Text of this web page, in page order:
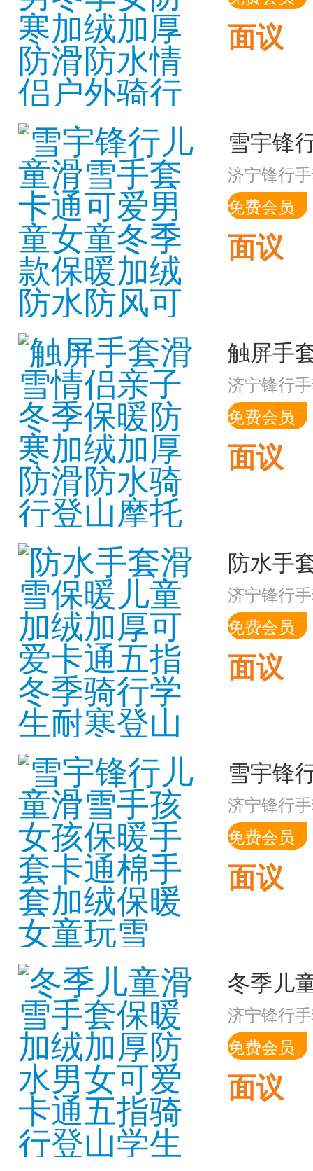
面议
济宁锋行
免费会员
面议
济宁锋行
免费会员
面议
济宁锋行
免费会员
面议
济宁锋行
免费会员
面议
济宁锋行
免费会员
面议